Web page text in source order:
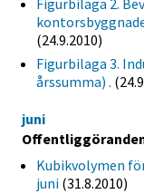
Figurbilaga 2.
(24.9.2010)
Figurbilaga 3.
årssumma) .
juni
Kubikvolymen
juni (31.8.2010)